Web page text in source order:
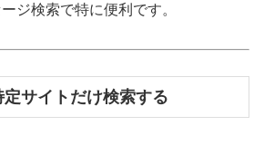
ジ検索で特に便利です。
サイトだけ検索する